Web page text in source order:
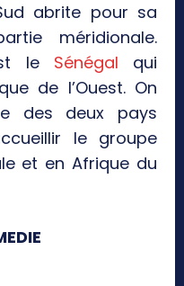
abrite pour sa
méridionale.
le Sénégal qui
de l’Ouest. On
des deux pays
le groupe
et en Afrique du